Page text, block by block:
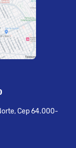
Cep 64.000-